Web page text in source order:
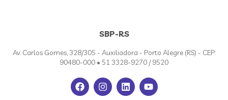
SBP-RS
Av. Carlos Gomes, 328/305 - Auxiliadora - Porto Alegre (RS) - CEP:
90480-000 • 51 3328-9270 / 9520